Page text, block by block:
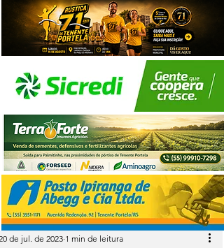
de jul. de 2023 1 min de leitura